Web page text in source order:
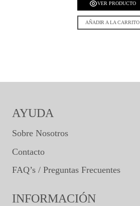
VER PRODUCTO
AÑADIR A LA CARRITO
AYUDA
Sobre Nosotros
Contacto
FAQ’s / Preguntas Frecuentes
INFORMACIÓN